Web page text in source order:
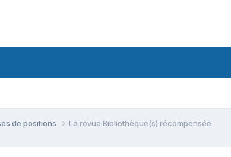
de positions La revue Bibliothèque(s) récompensée